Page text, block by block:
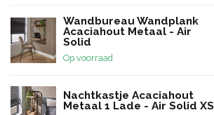
Wandbureau Wandplank
Acaciahout Metaal - Air
Solid
Op voorraad
Nachtkastje Acaciahout
Metaal 1 Lade - Air Solid XS